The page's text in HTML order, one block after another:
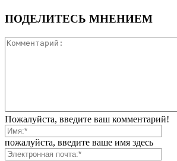
ПОДЕЛИТЕСЬ МНЕНИЕМ
Пожалуйста, введите ваш комментарий!
пожалуйста, введите ваше имя здесь